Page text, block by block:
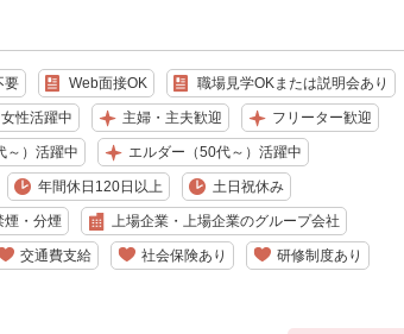
要 Web面接OK 職場見学OKまたは説明会あり
女性活躍中 主婦・主夫歓迎 フリーター歓迎
～）活躍中 エルダー（50代～）活躍中
年間休日120日以上 土日祝休み
煙・分煙 上場企業・上場企業のグループ会社
交通費支給 社会保険あり 研修制度あり